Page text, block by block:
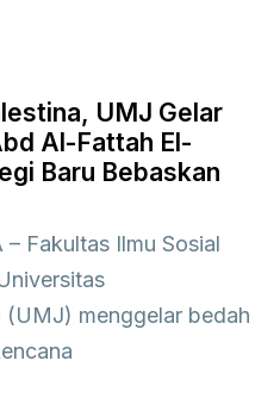
UMJ Gelar
Al-Fattah El-
Baru Bebaskan
Fakultas Ilmu Sosial
menggelar bedah